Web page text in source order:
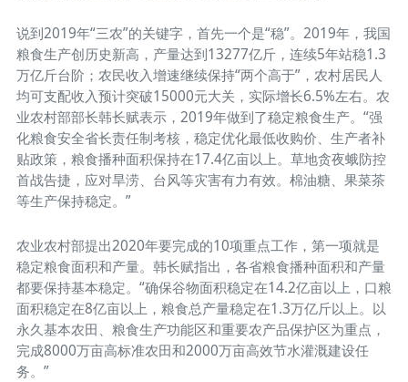
说到2019年“三农”的关键字，首先一个是“稳”。2019年，我国
粮食生产创历史新高，产量达到13277亿斤，连续5年站稳1.3
万亿斤台阶；农民收入增速继续保持“两个高于”，农村居民人
均可支配收入预计突破15000元大关，实际增长6.5%左右。农
业农村部部长韩长赋表示，2019年做到了稳定粮食生产。“强
化粮食安全省长责任制考核，稳定优化最低收购价、生产者补
贴政策，粮食播种面积保持在17.4亿亩以上。草地贪夜蛾防控
首战告捷，应对旱涝、台风等灾害有力有效。棉油糖、果菜茶
等生产保持稳定。”
农业农村部提出2020年要完成的10项重点工作，第一项就是
稳定粮食面积和产量。韩长赋指出，各省粮食播种面积和产量
都要保持基本稳定。“确保谷物面积稳定在14.2亿亩以上，口粮
面积稳定在8亿亩以上，粮食总产量稳定在1.3万亿斤以上。以
永久基本农田、粮食生产功能区和重要农产品保护区为重点，
完成8000万亩高标准农田和2000万亩高效节水灌溉建设任
务。”